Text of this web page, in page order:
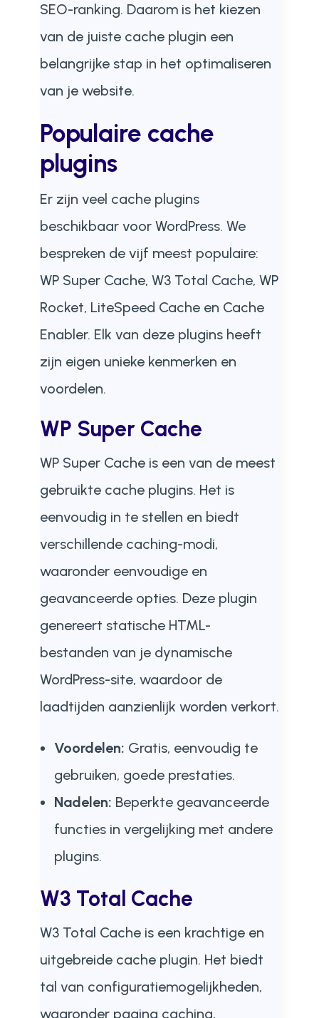
SEO-ranking. Daarom is het kiezen
van de juiste cache plugin een
belangrijke stap in het optimaliseren
van je website.
Populaire cache
plugins
Er zijn veel cache plugins
beschikbaar voor WordPress. We
bespreken de vijf meest populaire:
WP Super Cache, W3 Total Cache, WP
Rocket, LiteSpeed Cache en Cache
Enabler. Elk van deze plugins heeft
zijn eigen unieke kenmerken en
voordelen.
WP Super Cache
WP Super Cache is een van de meest
gebruikte cache plugins. Het is
eenvoudig in te stellen en biedt
verschillende caching-modi,
waaronder eenvoudige en
geavanceerde opties. Deze plugin
genereert statische HTML-
bestanden van je dynamische
WordPress-site, waardoor de
laadtijden aanzienlijk worden verkort.
Voordelen: Gratis, eenvoudig te
gebruiken, goede prestaties.
Nadelen: Beperkte geavanceerde
functies in vergelijking met andere
plugins.
W3 Total Cache
W3 Total Cache is een krachtige en
uitgebreide cache plugin. Het biedt
tal van configuratiemogelijkheden,
waaronder pagina caching,